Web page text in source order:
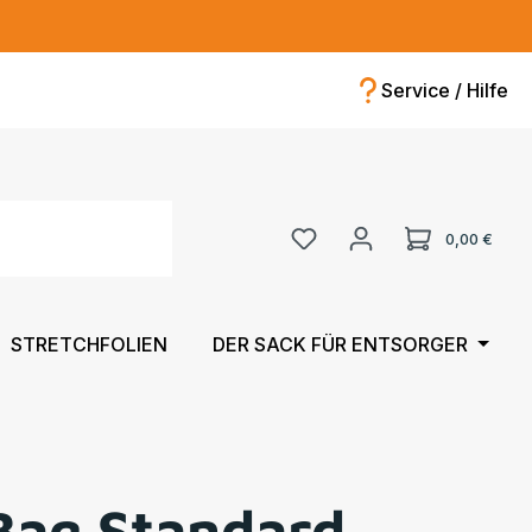
Service / Hilfe
0,00 €
STRETCHFOLIEN DER SACK FÜR ENTSORGER